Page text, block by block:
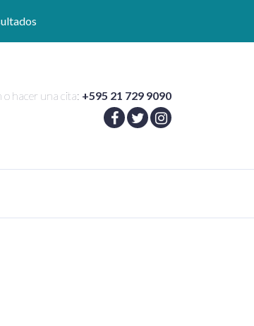
hacer una cita: +595 21 729 9090